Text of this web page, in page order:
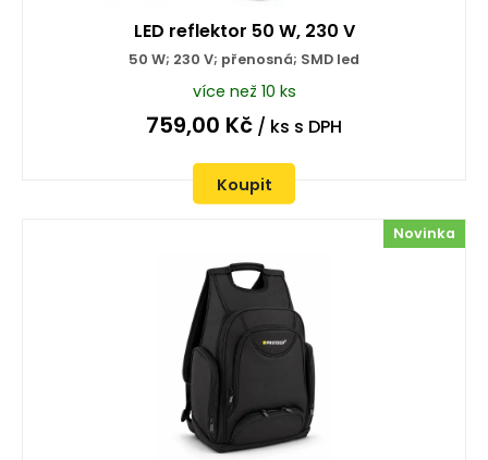
LED reflektor 50 W, 230 V
50 W; 230 V; přenosná; SMD led
více než 10 ks
759,00 Kč / ks s DPH
Koupit
Novinka